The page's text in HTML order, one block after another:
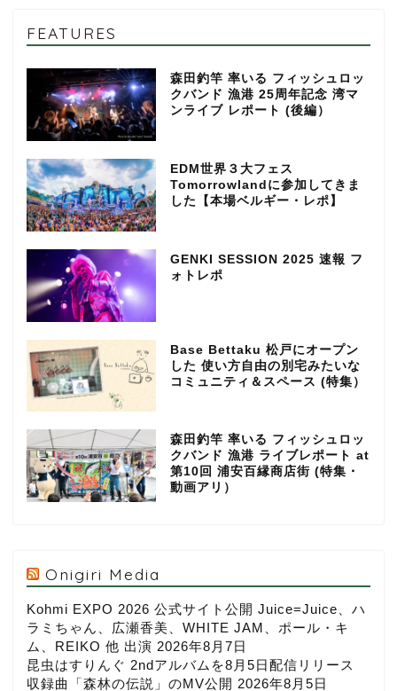
FEATURES
森田釣竿 率いる フィッシュロッ
クバンド 漁港 25周年記念 湾マ
ンライブ レポート (後編）
EDM世界３大フェス
Tomorrowlandに参加してきま
した【本場ベルギー・レポ】
GENKI SESSION 2025 速報 フ
ォトレポ
Base Bettaku 松戸にオープン
した 使い方自由の別宅みたいな
コミュニティ＆スペース (特集）
森田釣竿 率いる フィッシュロッ
クバンド 漁港 ライブレポート at
第10回 浦安百縁商店街 (特集・
動画アリ）
Onigiri Media
Kohmi EXPO 2026 公式サイト公開 Juice=Juice、ハ
ラミちゃん、広瀬香美、WHITE JAM、ポール・キ
ム、REIKO 他 出演 2026年8月7日
昆虫はすりんぐ 2ndアルバムを8月5日配信リリース
収録曲「森林の伝説」のMV公開 2026年8月5日